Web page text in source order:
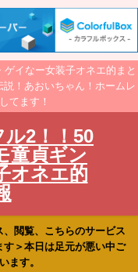
イなー女装子オネエ的まと
！あおいちゃん！ホームレ
てます！
2！！50
童貞ギン
オネエ的
閲覧、こちらのサービス
＞本日は足元が悪い中ご
ます。